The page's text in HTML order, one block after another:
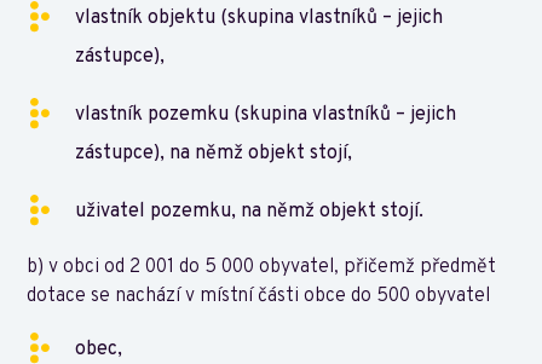
vlastník objektu (skupina vlastníků – jejich
zástupce),
vlastník pozemku (skupina vlastníků – jejich
zástupce), na němž objekt stojí,
uživatel pozemku, na němž objekt stojí.
b) v obci od 2 001 do 5 000 obyvatel, přičemž předmět
dotace se nachází v místní části obce do 500 obyvatel
obec,